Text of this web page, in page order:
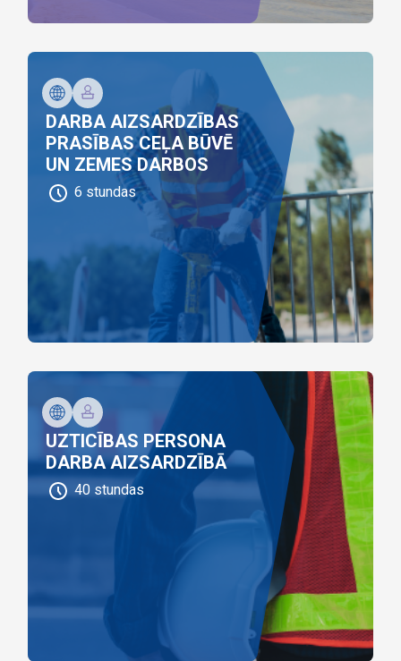
DARBA AIZSARDZĪBAS
PRASĪBAS CEĻA BŪVĒ
UN ZEMES DARBOS
6 stundas
UZTICĪBAS PERSONA
DARBA AIZSARDZĪBĀ
40 stundas